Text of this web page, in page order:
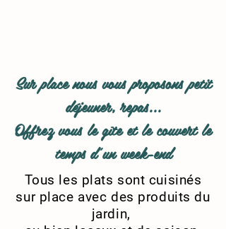
Sur place nous vous proposons petit
déjeuner, repas...
Offrez vous le gîte et le couvert le
temps d'un week-end
Tous les plats sont cuisinés
sur place avec des produits du
jardin,